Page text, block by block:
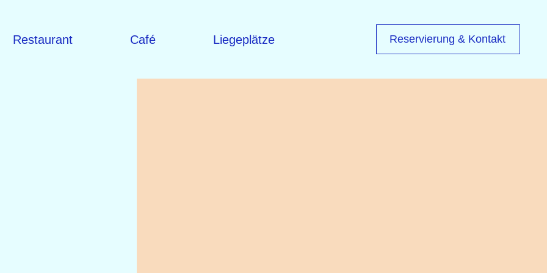
Restaurant Café Liegeplätze Reservierung & Kontakt